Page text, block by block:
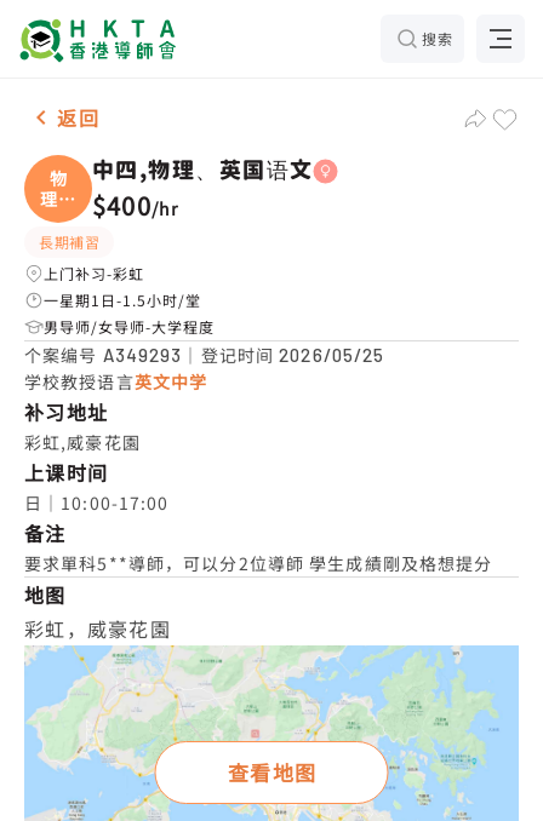
搜索
女-1名 中四,物理、英国语文，彩虹 补习推介
返回
物
理、
英国
中四,物理、英国语文
$400/hr
長期補習
上门补习-彩虹
一星期1日-1.5小时/堂
男导师/女导师-大学程度
个案编号 A349293 ｜登记时间2026/05/25
学校教授语言英文中学
补习地址
彩虹,威豪花園
上课时间
日｜10:00-17:00
备注
要求單科5**導師，可以分2位導師 學生成績剛及格想提分
地图
彩虹，威豪花園
查看地图